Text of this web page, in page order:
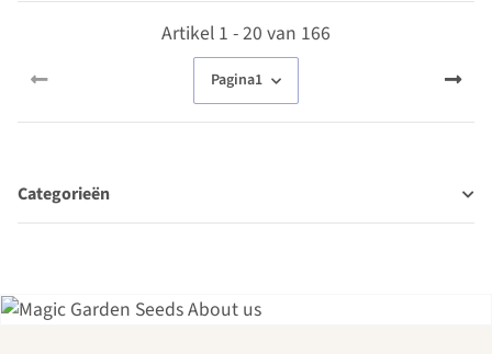
Artikel 1 - 20 van 166
Pagina1
Categorieën